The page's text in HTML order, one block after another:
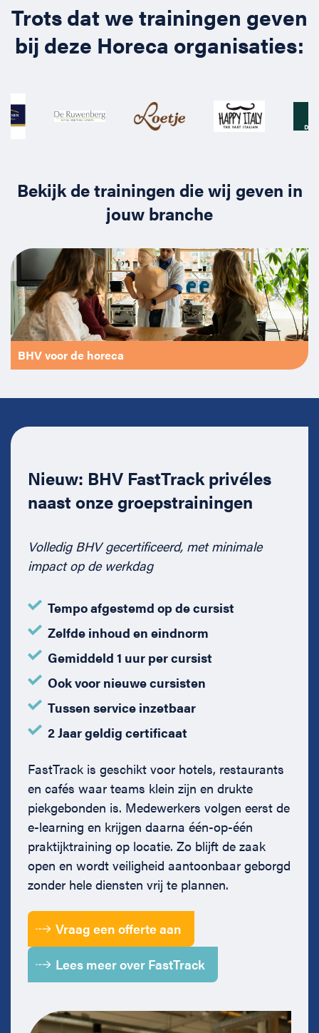
Trots dat we trainingen geven
bij deze Horeca organisaties:
Bekijk de trainingen die wij geven in
jouw branche
BHV voor de horeca
Nieuw: BHV FastTrack privéles
naast onze groepstrainingen
Volledig BHV gecertificeerd, met minimale
impact op de werkdag
Tempo afgestemd op de cursist
Zelfde inhoud en eindnorm
Gemiddeld 1 uur per cursist
Ook voor nieuwe cursisten
Tussen service inzetbaar
2 Jaar geldig certificaat
FastTrack is geschikt voor hotels, restaurants
en cafés waar teams klein zijn en drukte
piekgebonden is. Medewerkers volgen eerst de
e-learning en krijgen daarna één-op-één
praktijktraining op locatie. Zo blijft de zaak
open en wordt veiligheid aantoonbaar geborgd
zonder hele diensten vrij te plannen.
Vraag een offerte aan
Lees meer over FastTrack